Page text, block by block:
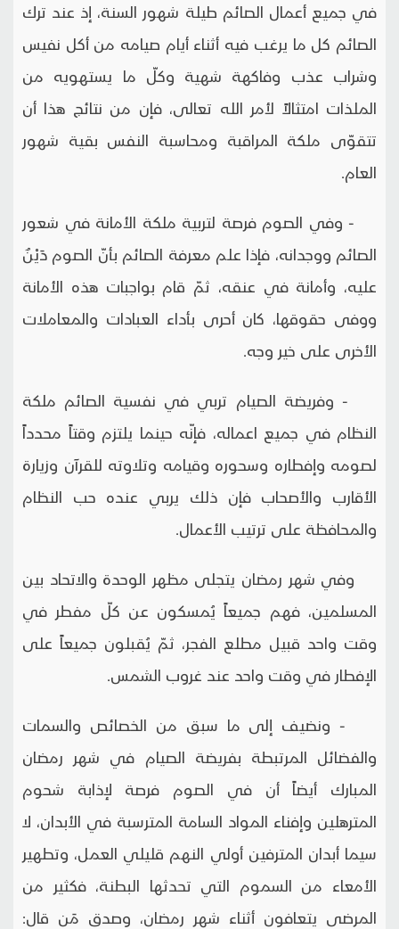
في جميع أعمال الصائم طيلة شهور السنة، إذ عند ترك
الصائم كل ما يرغب فيه أثناء أيام صيامه من أكل نفيس
وشراب عذب وفاكهة شهية وكلّ ما يستهويه من
الملذات امتثالاً لأمر الله تعالى، فإن من نتائج هذا أن
تتقوّى ملكة المراقبة ومحاسبة النفس بقية شهور
العام.
- وفي الصوم فرصة لتربية ملكة الأمانة في شعور
الصائم ووجدانه، فإذا علم معرفة الصائم بأنّ الصوم دَيْنٌ
عليه، وأمانة في عنقه، ثمّ قام بواجبات هذه الأمانة
ووفى حقوقها، كان أحرى بأداء العبادات والمعاملات
الأخرى على خير وجه.
- وفريضة الصيام تربي في نفسية الصائم ملكة
النظام في جميع اعماله، فإنّه حينما يلتزم وقتاً محدداً
لصومه وإفطاره وسحوره وقيامه وتلاوته للقرآن وزيارة
الأقارب والأصحاب فإن ذلك يربي عنده حب النظام
والمحافظة على ترتيب الأعمال.
وفي شهر رمضان يتجلى مظهر الوحدة والاتحاد بين
المسلمين، فهم جميعاً يُمسكون عن كلّ مفطر في
وقت واحد قبيل مطلع الفجر، ثمّ يُقبلون جميعاً على
الإفطار في وقت واحد عند غروب الشمس.
- ونضيف إلى ما سبق من الخصائص والسمات
والفضائل المرتبطة بفريضة الصيام في شهر رمضان
المبارك أيضاً أن في الصوم فرصة لإذابة شحوم
المترهلين وإفناء المواد السامة المترسبة في الأبدان، لا
سيما أبدان المترفين أولي النهم قليلي العمل، وتطهير
الأمعاء من السموم التي تحدثها البطنة، فكثير من
المرضى يتعافون أثناء شهر رمضان، وصدق مَن قال: